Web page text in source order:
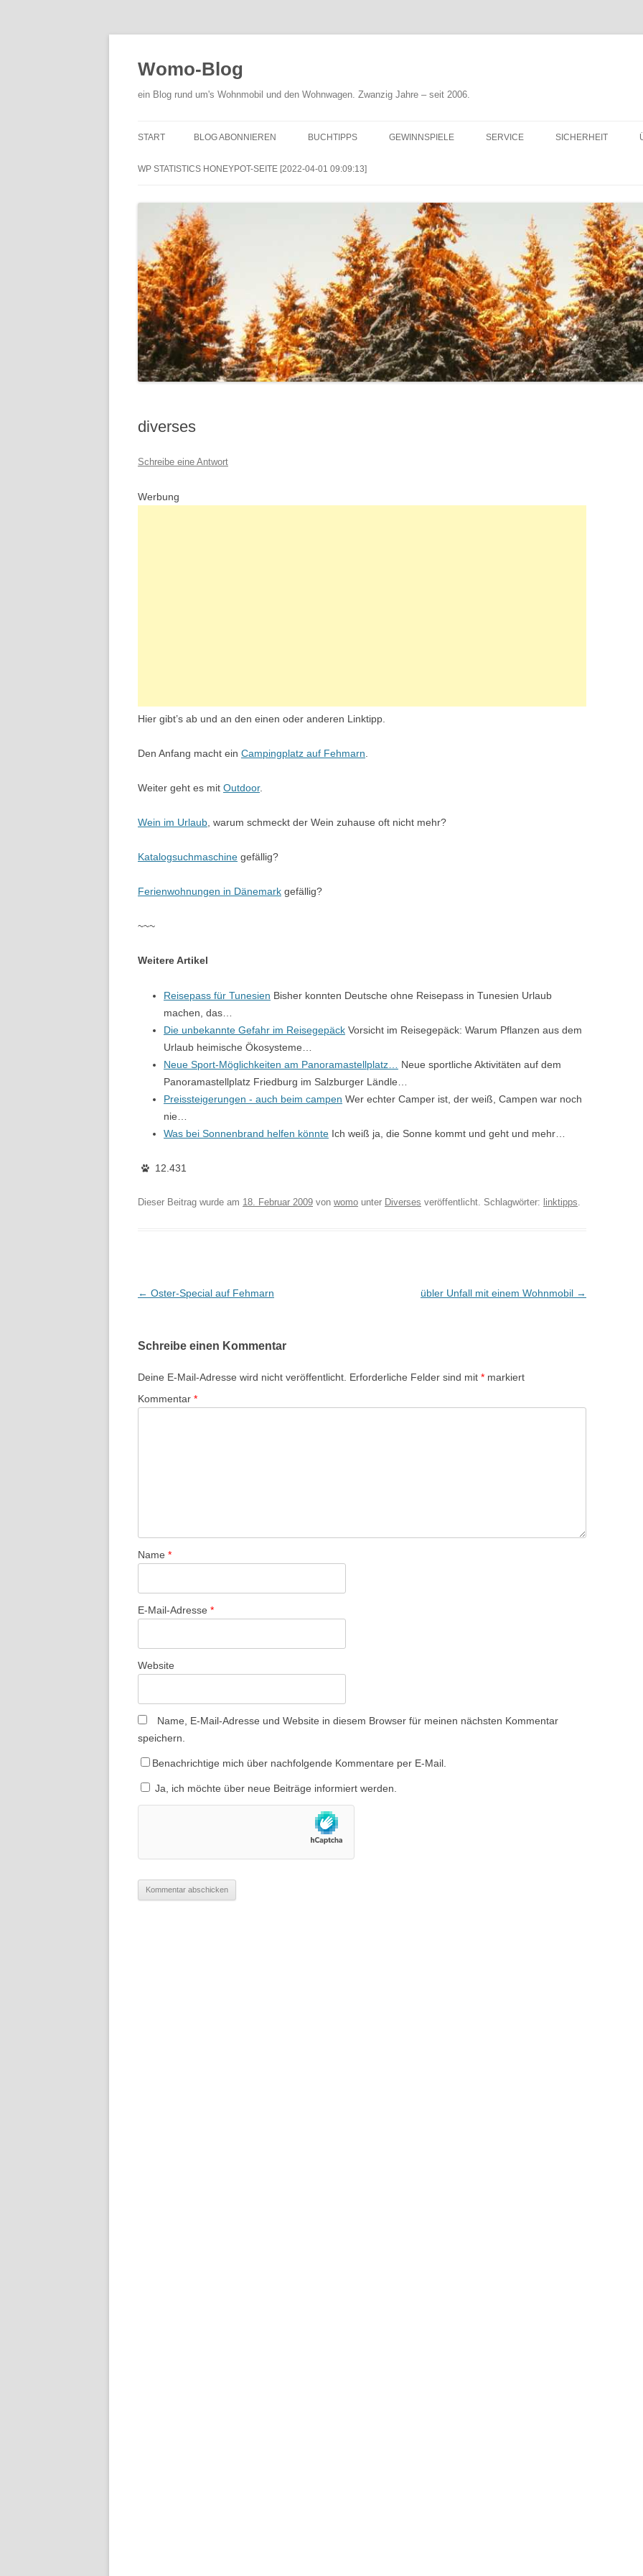
Womo-Blog
ein Blog rund um's Wohnmobil und den Wohnwagen. Zwanzig Jahre – seit 2006.
START BLOG ABONNIEREN BUCHTIPPS GEWINNSPIELE SERVICE SICHERHEIT
WP STATISTICS HONEYPOT-SEITE [2022-04-01 09:09:13]
diverses
Schreibe eine Antwort
Werbung
Hier gibt’s ab und an den einen oder anderen Linktipp.
Den Anfang macht ein Campingplatz auf Fehmarn.
Weiter geht es mit Outdoor.
Wein im Urlaub, warum schmeckt der Wein zuhause oft nicht mehr?
Katalogsuchmaschine gefällig?
Ferienwohnungen in Dänemark gefällig?
~~~
Weitere Artikel
Reisepass für Tunesien Bisher konnten Deutsche ohne Reisepass in Tunesien Urlaub
machen, das…
Die unbekannte Gefahr im Reisegepäck Vorsicht im Reisegepäck: Warum Pflanzen aus dem
Urlaub heimische Ökosysteme…
Neue Sport-Möglichkeiten am Panoramastellplatz… Neue sportliche Aktivitäten auf dem
Panoramastellplatz Friedburg im Salzburger Ländle…
Preissteigerungen - auch beim campen Wer echter Camper ist, der weiß, Campen war noch
nie…
Was bei Sonnenbrand helfen könnte Ich weiß ja, die Sonne kommt und geht und mehr…
12.431
Dieser Beitrag wurde am 18. Februar 2009 von womo unter Diverses veröffentlicht. Schlagwörter: linktipps.
Beitragsnavigation
← Oster-Special auf Fehmarn übler Unfall mit einem Wohnmobil →
Schreibe einen Kommentar
Deine E-Mail-Adresse wird nicht veröffentlicht. Erforderliche Felder sind mit * markiert
Kommentar *
Name *
E-Mail-Adresse *
Website
Name, E-Mail-Adresse und Website in diesem Browser für meinen nächsten Kommentar
speichern.
Benachrichtige mich über nachfolgende Kommentare per E-Mail.
Ja, ich möchte über neue Beiträge informiert werden.